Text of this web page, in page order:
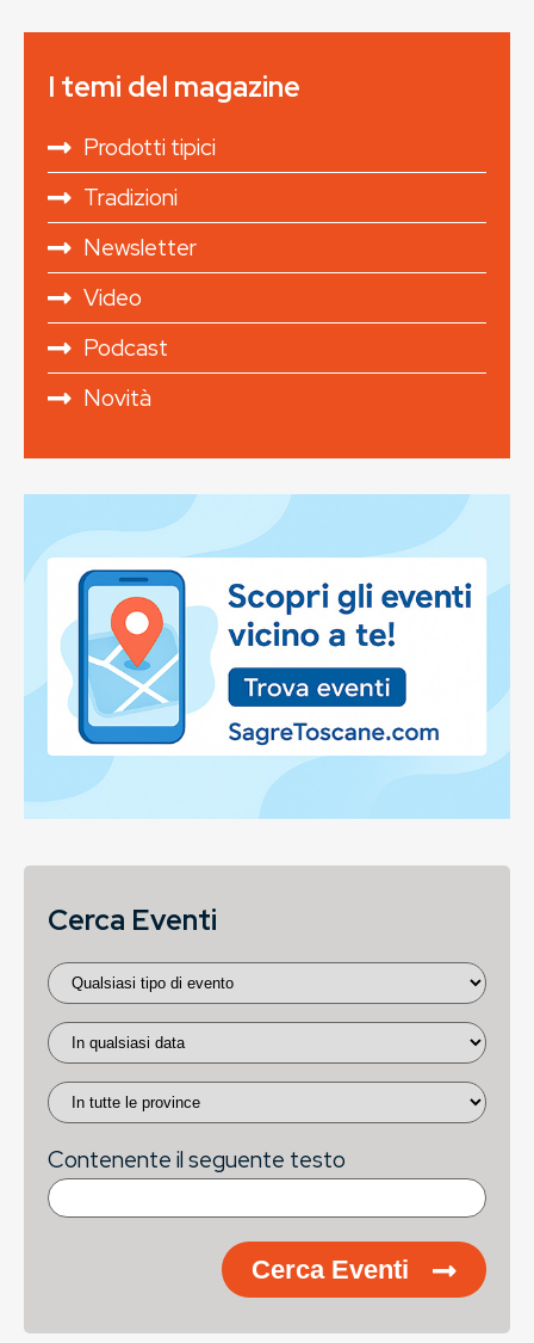
I temi del magazine
Prodotti tipici
Tradizioni
Newsletter
Video
Podcast
Novità
Cerca Eventi
Contenente il seguente testo
Cerca Eventi